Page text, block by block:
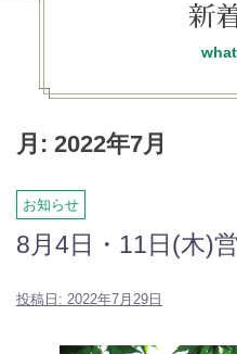
新
月: 2022年7月
お知らせ
8月4日・11日(木)
投稿日: 2022年7月29日